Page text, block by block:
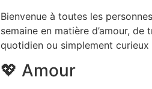
Bienvenue à toutes les
semaine en matière d’amour,
quotidien ou simplement
💖 Amour